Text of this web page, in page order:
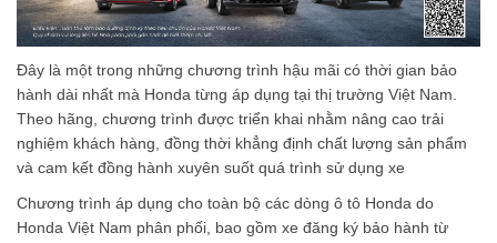
Đây là một trong những chương trình hậu mãi có thời gian bảo
hành dài nhất mà Honda từng áp dụng tại thị trường Việt Nam.
Theo hãng, chương trình được triển khai nhằm nâng cao trải
nghiệm khách hàng, đồng thời khẳng định chất lượng sản phẩm
và cam kết đồng hành xuyên suốt quá trình sử dụng xe
Chương trình áp dụng cho toàn bộ các dòng ô tô Honda do
Honda Việt Nam phân phối, bao gồm xe đăng ký bảo hành từ